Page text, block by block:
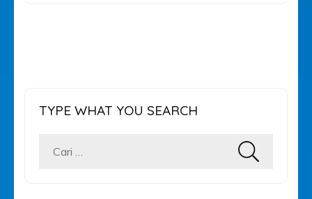
TYPE WHAT YOU SEARCH
Cari